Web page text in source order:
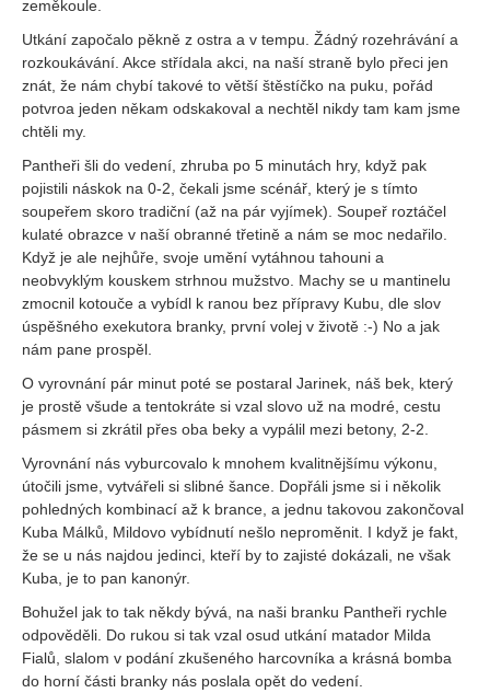
zeměkoule.
Utkání započalo pěkně z ostra a v tempu. Žádný rozehrávání a
rozkoukávání. Akce střídala akci, na naší straně bylo přeci jen
znát, že nám chybí takové to větší štěstíčko na puku, pořád
potvroa jeden někam odskakoval a nechtěl nikdy tam kam jsme
chtěli my.
Pantheři šli do vedení, zhruba po 5 minutách hry, když pak
pojistili náskok na 0-2, čekali jsme scénář, který je s tímto
soupeřem skoro tradiční (až na pár vyjímek). Soupeř roztáčel
kulaté obrazce v naší obranné třetině a nám se moc nedařilo.
Když je ale nejhůře, svoje umění vytáhnou tahouni a
neobvyklým kouskem strhnou mužstvo. Machy se u mantinelu
zmocnil kotouče a vybídl k ranou bez přípravy Kubu, dle slov
úspěšného exekutora branky, první volej v životě :-) No a jak
nám pane prospěl.
O vyrovnání pár minut poté se postaral Jarinek, náš bek, který
je prostě všude a tentokráte si vzal slovo už na modré, cestu
pásmem si zkrátil přes oba beky a vypálil mezi betony, 2-2.
Vyrovnání nás vyburcovalo k mnohem kvalitnějšímu výkonu,
útočili jsme, vytvářeli si slibné šance. Dopřáli jsme si i několik
pohledných kombinací až k brance, a jednu takovou zakončoval
Kuba Málků, Mildovo vybídnutí nešlo neproměnit. I když je fakt,
že se u nás najdou jedinci, kteří by to zajisté dokázali, ne však
Kuba, je to pan kanonýr.
Bohužel jak to tak někdy bývá, na naši branku Pantheři rychle
odpověděli. Do rukou si tak vzal osud utkání matador Milda
Fialů, slalom v podání zkušeného harcovníka a krásná bomba
do horní části branky nás poslala opět do vedení.